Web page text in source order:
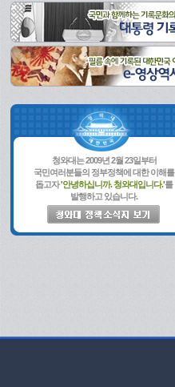
청와대는 2009년 2월 23일부터
국민여러분들의 정부정책에 대한 이해를
돕고자'안녕하십니까. 청와대입니다.'를
발행하고 있습니다.